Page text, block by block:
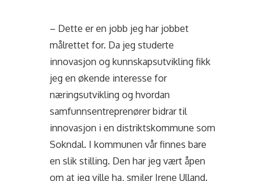
– Dette er en jobb jeg har jobbet
målrettet for. Da jeg studerte
innovasjon og kunnskapsutvikling fikk
jeg en økende interesse for
næringsutvikling og hvordan
samfunnsentreprenører bidrar til
innovasjon i en distriktskommune som
Sokndal. I kommunen vår finnes bare
en slik stilling. Den har jeg vært åpen
om at jeg ville ha, smiler Irene Ulland.